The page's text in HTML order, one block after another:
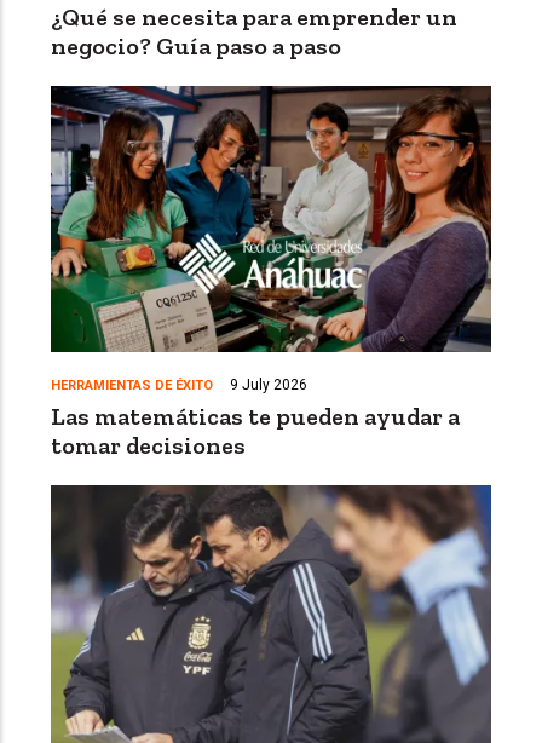
¿Qué se necesita para emprender un
negocio? Guía paso a paso
HERRAMIENTAS DE ÉXITO 9 July 2026
Las matemáticas te pueden ayudar a
tomar decisiones